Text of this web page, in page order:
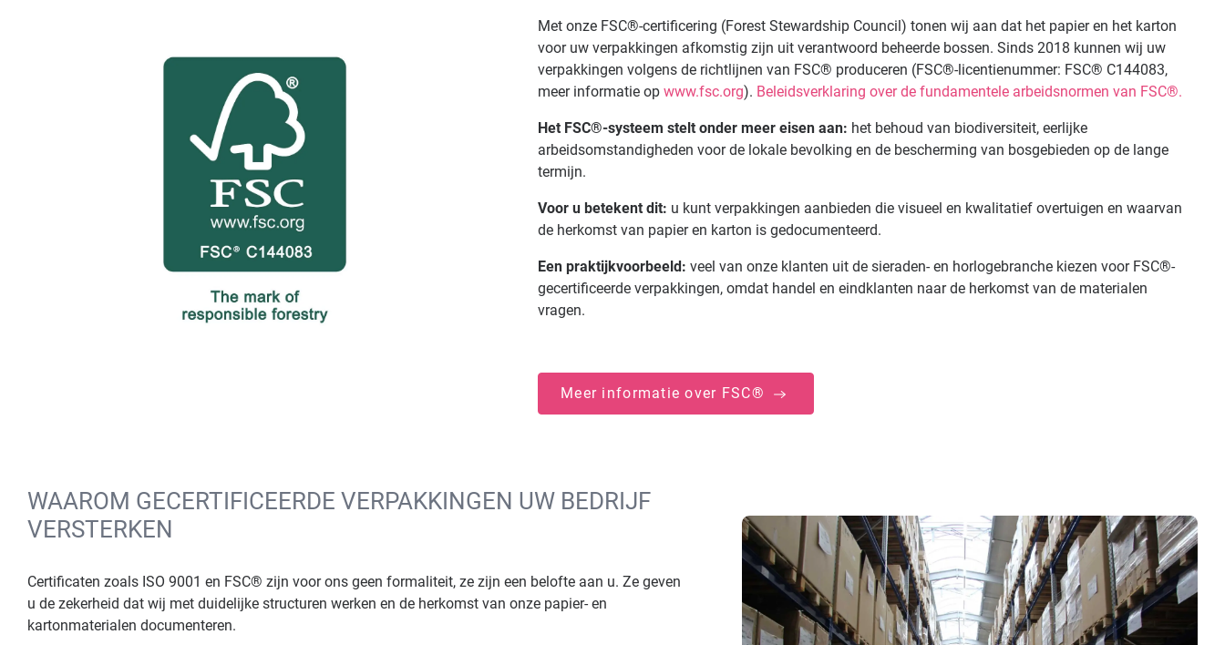
Met onze FSC®-certificering (Forest Stewardship Council) tonen wij aan dat het papier en het karton
voor uw verpakkingen afkomstig zijn uit verantwoord beheerde bossen. Sinds 2018 kunnen wij uw
verpakkingen volgens de richtlijnen van FSC® produceren (FSC®-licentienummer: FSC® C144083,
meer informatie op www.fsc.org). Beleidsverklaring over de fundamentele arbeidsnormen van FSC®.
Het FSC®-systeem stelt onder meer eisen aan: het behoud van biodiversiteit, eerlijke
arbeidsomstandigheden voor de lokale bevolking en de bescherming van bosgebieden op de lange
termijn.
Voor u betekent dit: u kunt verpakkingen aanbieden die visueel en kwalitatief overtuigen en waarvan
de herkomst van papier en karton is gedocumenteerd.
Een praktijkvoorbeeld: veel van onze klanten uit de sieraden- en horlogebranche kiezen voor FSC®-
gecertificeerde verpakkingen, omdat handel en eindklanten naar de herkomst van de materialen
vragen.
Meer informatie over FSC®
WAAROM GECERTIFICEERDE VERPAKKINGEN UW BEDRIJF
VERSTERKEN
Certificaten zoals ISO 9001 en FSC® zijn voor ons geen formaliteit, ze zijn een belofte aan u. Ze geven
u de zekerheid dat wij met duidelijke structuren werken en de herkomst van onze papier- en
kartonmaterialen documenteren.